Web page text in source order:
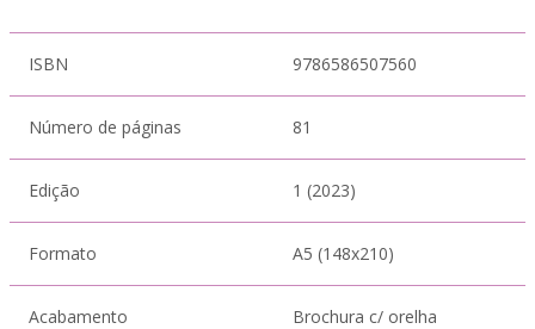
ISBN 9786586507560
Número de páginas 81
Edição 1 (2023)
Formato A5 (148x210)
Acabamento Brochura c/ orelha